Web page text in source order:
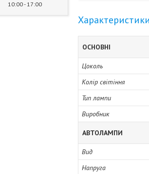
10:00 17:00
Характеристики
ОСНОВНІ
Цоколь
Колір світіння
Тип лампи
Виробник
АВТОЛАМПИ
Вид
Напруга